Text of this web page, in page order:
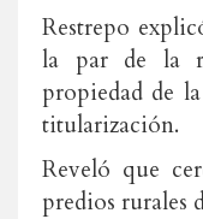
Restrepo
la par de la
propiedad de
titularización.
Reveló que
predios rurales